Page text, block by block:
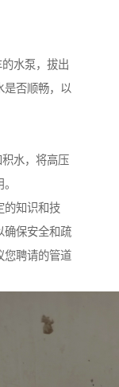
水泵，拔出
是否顺畅，以
水，将高压
的知识和技
确保安全和疏
您聘请的管道